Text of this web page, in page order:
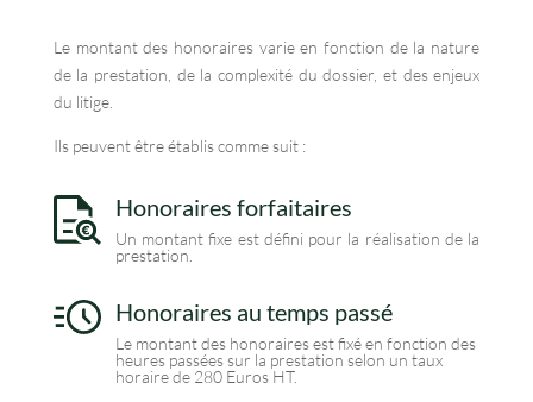
Le montant des honoraires varie en fonction de la nature
de la prestation, de la complexité du dossier, et des enjeux
du litige.
Ils peuvent être établis comme suit :
Honoraires forfaitaires
Un montant fixe est défini pour la réalisation de la
prestation.
Honoraires au temps passé
Le montant des honoraires est fixé en fonction des
heures passées sur la prestation selon un taux
horaire de 280 Euros HT.